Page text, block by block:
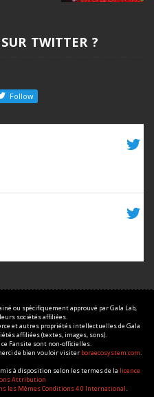
TWITTER ?
Follow
ou spécifiquement approuvé par Gala Lab,
sociétés affiliées.
et autres propriétés intellectuelles de Gala
affiliées (textes, images, sons).
Fansite sont non-officielles.
de bien vouloir visiter boraecosystem.com
à disposition selon les termes de la licence
Attribution
les Mêmes Conditions 4.0 International